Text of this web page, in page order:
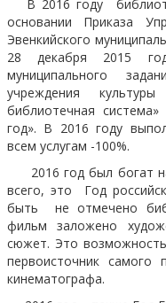
В 2016 году
основании Приказа
Эвенкийского
28 декабря 2015
муниципального
учреждения культуры
библиотечная
год». В 2016 году
всем услугам -100%.
2016 год был богат
всего, это Год
быть не отмечено
фильм заложено
сюжет. Это
первоисточник самого
кинематографа.